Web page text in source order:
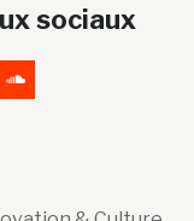
de formation et